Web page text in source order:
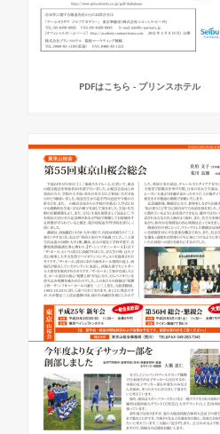
PDFはこちら - プリンスホテル